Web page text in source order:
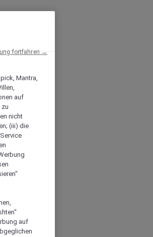
Mantra,
auf
zu
nicht
(iii) die
auf
fortfahren →